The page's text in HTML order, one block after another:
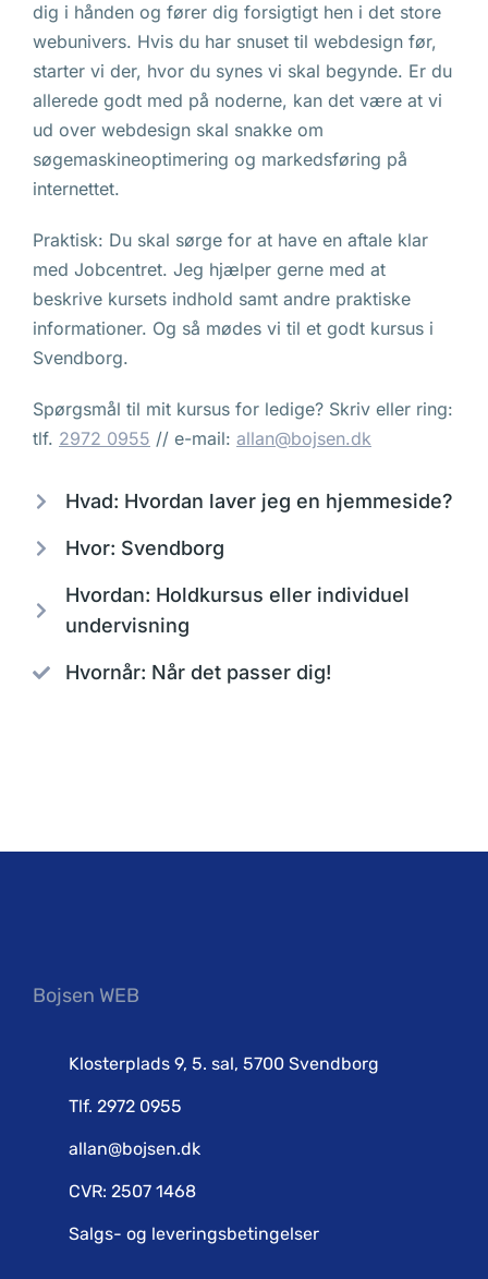
dig i hånden og fører dig forsigtigt hen i det store
webunivers. Hvis du har snuset til webdesign før,
starter vi der, hvor du synes vi skal begynde. Er du
allerede godt med på noderne, kan det være at vi
ud over webdesign skal snakke om
søgemaskineoptimering og markedsføring på
internettet.
Praktisk: Du skal sørge for at have en aftale klar
med Jobcentret. Jeg hjælper gerne med at
beskrive kursets indhold samt andre praktiske
informationer. Og så mødes vi til et godt kursus i
Svendborg.
Spørgsmål til mit kursus for ledige? Skriv eller ring:
tlf. 2972 0955 // e-mail: allan@bojsen.dk
Hvad: Hvordan laver jeg en hjemmeside?
Hvor: Svendborg
Hvordan: Holdkursus eller individuel
undervisning
Hvornår: Når det passer dig!
Bojsen WEB
Klosterplads 9, 5. sal, 5700 Svendborg
Tlf. 2972 0955
allan@bojsen.dk
CVR: 2507 1468
Salgs- og leveringsbetingelser